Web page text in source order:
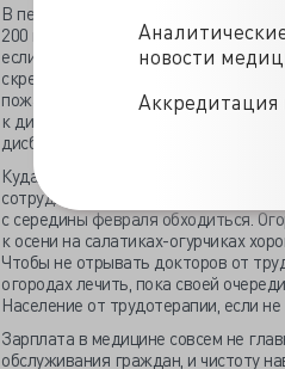
новости
Аккредитация
В первом квартале 2013 года
200 млн. руб., предусмотренных
если в краевых учреждениях вовсе
скрепя сердцем согласился-таки с
пожаловалась, что «увеличение
к дисбалансу в оплате труда в
дисбаланс никому не нужен.
Куда деваться – в городе без
сотрудники Шкотовской ЦРБ в
с середины февраля обходиться.
к осени на салатиках-огурчиках
Чтобы не отрывать докторов от
огородах лечить, пока своей
Население от трудотерапии, если
Зарплата в медицине совсем не
обслуживания граждан, и чистоту